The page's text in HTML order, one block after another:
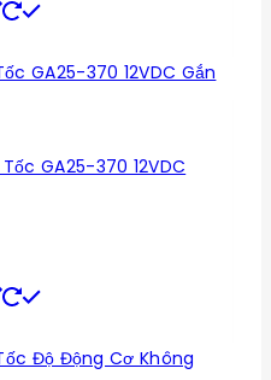
GA25-370 12VDC